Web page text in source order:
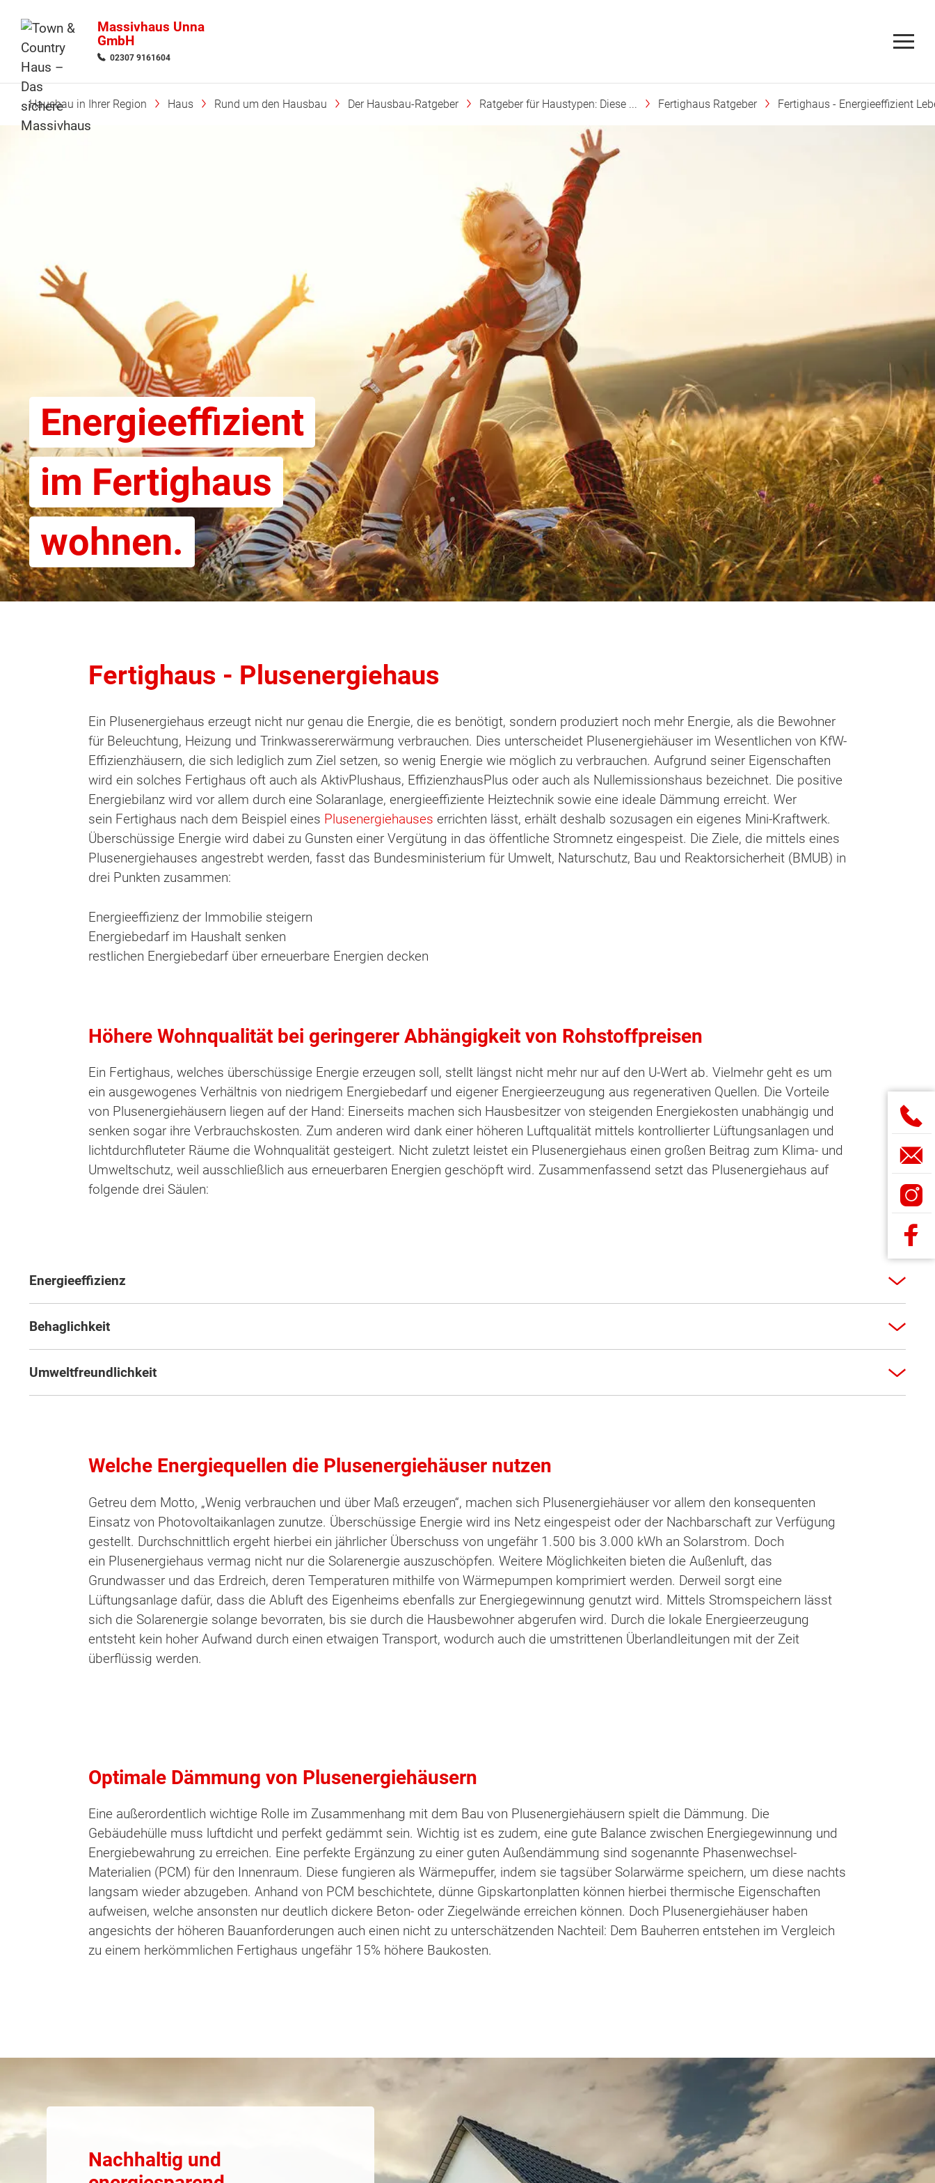
Massivhaus Unna
GmbH
02307 9161604
Hausbau in Ihrer Region Haus Rund um den Hausbau Der Hausbau-Ratgeber Ratgeber für Haustypen: Diese ... Fertighaus Ratgeber Fertighaus - Energieeffizient
Energieeffizient
im Fertighaus
wohnen.
Fertighaus - Plusenergiehaus
Ein Plusenergiehaus erzeugt nicht nur genau die Energie, die es benötigt, sondern produziert noch mehr Energie, als die Bewohner
für Beleuchtung, Heizung und Trinkwassererwärmung verbrauchen. Dies unterscheidet Plusenergiehäuser im Wesentlichen von KfW-
Effizienzhäusern, die sich lediglich zum Ziel setzen, so wenig Energie wie möglich zu verbrauchen. Aufgrund seiner Eigenschaften
wird ein solches Fertighaus oft auch als AktivPlushaus, EffizienzhausPlus oder auch als Nullemissionshaus bezeichnet. Die positive
Energiebilanz wird vor allem durch eine Solaranlage, energieeffiziente Heiztechnik sowie eine ideale Dämmung erreicht. Wer
sein Fertighaus nach dem Beispiel eines Plusenergiehauses errichten lässt, erhält deshalb sozusagen ein eigenes Mini-Kraftwerk.
Überschüssige Energie wird dabei zu Gunsten einer Vergütung in das öffentliche Stromnetz eingespeist. Die Ziele, die mittels eines
Plusenergiehauses angestrebt werden, fasst das Bundesministerium für Umwelt, Naturschutz, Bau und Reaktorsicherheit (BMUB) in
drei Punkten zusammen:
Energieeffizienz der Immobilie steigern
Energiebedarf im Haushalt senken
restlichen Energiebedarf über erneuerbare Energien decken
Höhere Wohnqualität bei geringerer Abhängigkeit von Rohstoffpreisen
Ein Fertighaus, welches überschüssige Energie erzeugen soll, stellt längst nicht mehr nur auf den U-Wert ab. Vielmehr geht es um
ein ausgewogenes Verhältnis von niedrigem Energiebedarf und eigener Energieerzeugung aus regenerativen Quellen. Die Vorteile
von Plusenergiehäusern liegen auf der Hand: Einerseits machen sich Hausbesitzer von steigenden Energiekosten unabhängig und
senken sogar ihre Verbrauchskosten. Zum anderen wird dank einer höheren Luftqualität mittels kontrollierter Lüftungsanlagen und
lichtdurchfluteter Räume die Wohnqualität gesteigert. Nicht zuletzt leistet ein Plusenergiehaus einen großen Beitrag zum Klima- und
Umweltschutz, weil ausschließlich aus erneuerbaren Energien geschöpft wird. Zusammenfassend setzt das Plusenergiehaus auf
folgende drei Säulen:
Energieeffizienz
Behaglichkeit
Umweltfreundlichkeit
Welche Energiequellen die Plusenergiehäuser nutzen
Getreu dem Motto, „Wenig verbrauchen und über Maß erzeugen“, machen sich Plusenergiehäuser vor allem den konsequenten
Einsatz von Photovoltaikanlagen zunutze. Überschüssige Energie wird ins Netz eingespeist oder der Nachbarschaft zur Verfügung
gestellt. Durchschnittlich ergeht hierbei ein jährlicher Überschuss von ungefähr 1.500 bis 3.000 kWh an Solarstrom. Doch
ein Plusenergiehaus vermag nicht nur die Solarenergie auszuschöpfen. Weitere Möglichkeiten bieten die Außenluft, das
Grundwasser und das Erdreich, deren Temperaturen mithilfe von Wärmepumpen komprimiert werden. Derweil sorgt eine
Lüftungsanlage dafür, dass die Abluft des Eigenheims ebenfalls zur Energiegewinnung genutzt wird. Mittels Stromspeichern lässt
sich die Solarenergie solange bevorraten, bis sie durch die Hausbewohner abgerufen wird. Durch die lokale Energieerzeugung
entsteht kein hoher Aufwand durch einen etwaigen Transport, wodurch auch die umstrittenen Überlandleitungen mit der Zeit
überflüssig werden.
Optimale Dämmung von Plusenergiehäusern
Eine außerordentlich wichtige Rolle im Zusammenhang mit dem Bau von Plusenergiehäusern spielt die Dämmung. Die
Gebäudehülle muss luftdicht und perfekt gedämmt sein. Wichtig ist es zudem, eine gute Balance zwischen Energiegewinnung und
Energiebewahrung zu erreichen. Eine perfekte Ergänzung zu einer guten Außendämmung sind sogenannte Phasenwechsel-
Materialien (PCM) für den Innenraum. Diese fungieren als Wärmepuffer, indem sie tagsüber Solarwärme speichern, um diese nachts
langsam wieder abzugeben. Anhand von PCM beschichtete, dünne Gipskartonplatten können hierbei thermische Eigenschaften
aufweisen, welche ansonsten nur deutlich dickere Beton- oder Ziegelwände erreichen können. Doch Plusenergiehäuser haben
angesichts der höheren Bauanforderungen auch einen nicht zu unterschätzenden Nachteil: Dem Bauherren entstehen im Vergleich
zu einem herkömmlichen Fertighaus ungefähr 15% höhere Baukosten.
Nachhaltig und
Wonach möchten Sie suchen?